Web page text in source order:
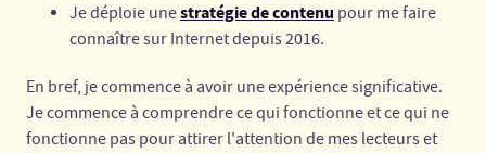
Je déploie unestratégie de contenu pour me faire
connaître sur Internet depuis 2016.
En bref, je commence à avoir une expérience significative.
Je commence à comprendre ce qui fonctionne et ce qui ne
fonctionne pas pour attirer l'attention de mes lecteurs et